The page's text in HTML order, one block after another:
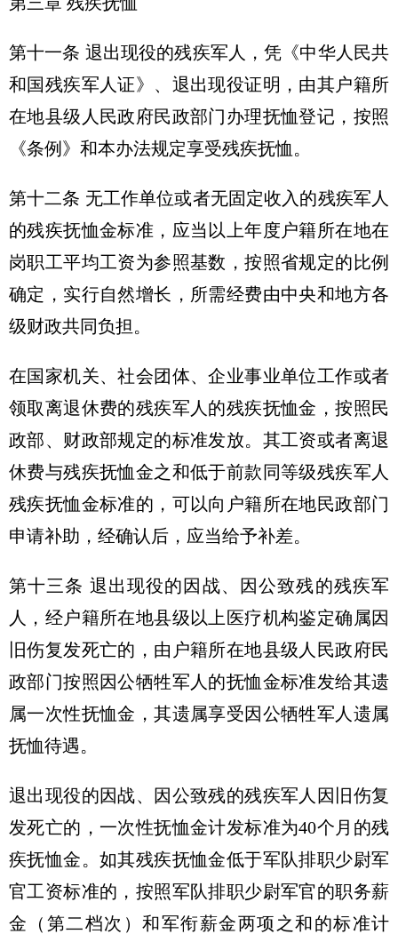
第十一条 退出现役的残疾军人，凭《中华人民共
和国残疾军人证》、退出现役证明，由其户籍所
在地县级人民政府民政部门办理抚恤登记，按照
《条例》和本办法规定享受残疾抚恤。
第十二条 无工作单位或者无固定收入的残疾军人
的残疾抚恤金标准，应当以上年度户籍所在地在
岗职工平均工资为参照基数，按照省规定的比例
确定，实行自然增长，所需经费由中央和地方各
级财政共同负担。
在国家机关、社会团体、企业事业单位工作或者
领取离退休费的残疾军人的残疾抚恤金，按照民
政部、财政部规定的标准发放。其工资或者离退
休费与残疾抚恤金之和低于前款同等级残疾军人
残疾抚恤金标准的，可以向户籍所在地民政部门
申请补助，经确认后，应当给予补差。
第十三条 退出现役的因战、因公致残的残疾军
人，经户籍所在地县级以上医疗机构鉴定确属因
旧伤复发死亡的，由户籍所在地县级人民政府民
政部门按照因公牺牲军人的抚恤金标准发给其遗
属一次性抚恤金，其遗属享受因公牺牲军人遗属
抚恤待遇。
退出现役的因战、因公致残的残疾军人因旧伤复
发死亡的，一次性抚恤金计发标准为40个月的残
疾抚恤金。如其残疾抚恤金低于军队排职少尉军
官工资标准的，按照军队排职少尉军官的职务薪
金（第二档次）和军衔薪金两项之和的标准计